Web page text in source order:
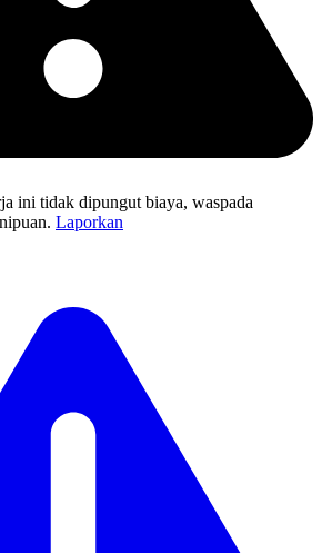
ini tidak dipungut biaya, waspada
Laporkan